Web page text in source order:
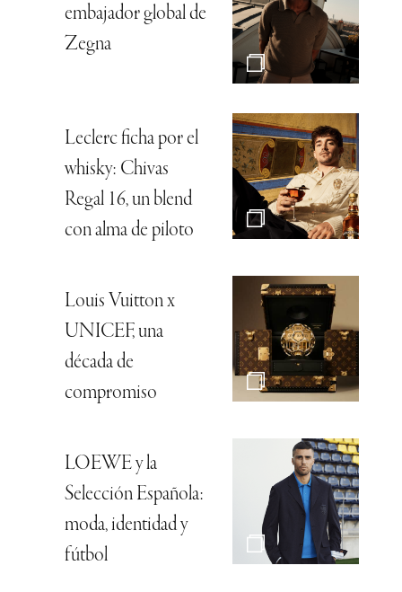
embajador global de
Zegna
Leclerc ficha por el
whisky: Chivas
Regal 16, un blend
con alma de piloto
Louis Vuitton x
UNICEF, una
década de
compromiso
LOEWE y la
Selección Española:
moda, identidad y
fútbol